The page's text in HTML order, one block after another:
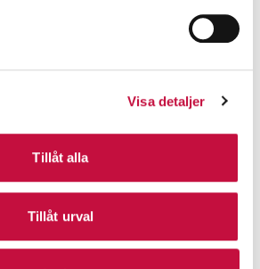
Visa detaljer
Tillåt alla
Tillåt urval